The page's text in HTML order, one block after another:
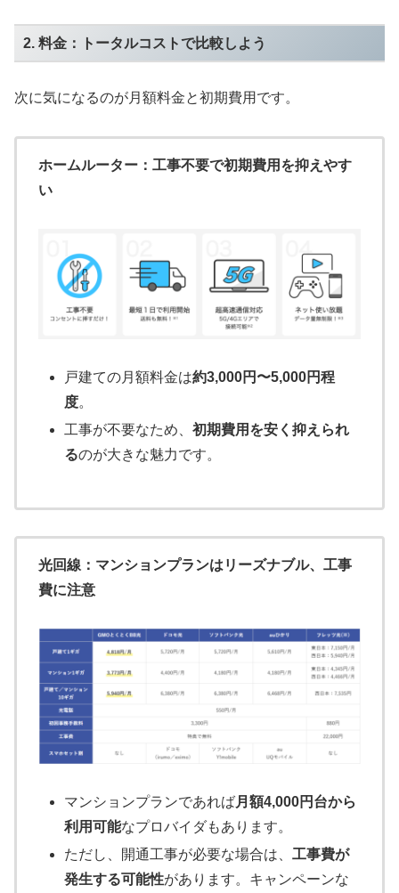
2. 料金：トータルコストで比較しよう
次に気になるのが月額料金と初期費用です。
ホームルーター：工事不要で初期費用を抑えやす
い
戸建ての月額料金は約3,000円〜5,000円程
度。
工事が不要なため、初期費用を安く抑えられ
るのが大きな魅力です。
光回線：マンションプランはリーズナブル、工事
費に注意
マンションプランであれば月額4,000円台から
利用可能なプロバイダもあります。
ただし、開通工事が必要な場合は、工事費が
発生する可能性があります。キャンペーンな